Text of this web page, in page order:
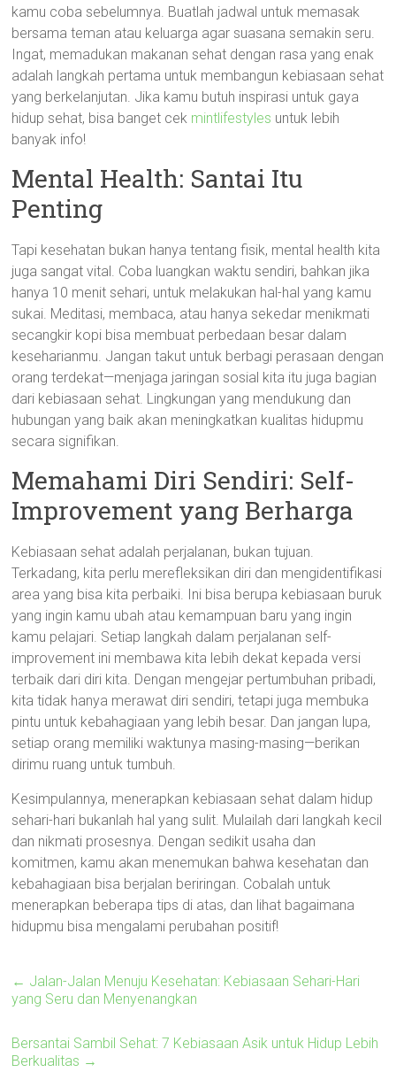
kamu coba sebelumnya. Buatlah jadwal untuk memasak
bersama teman atau keluarga agar suasana semakin seru.
Ingat, memadukan makanan sehat dengan rasa yang enak
adalah langkah pertama untuk membangun kebiasaan sehat
yang berkelanjutan. Jika kamu butuh inspirasi untuk gaya
hidup sehat, bisa banget cek mintlifestyles untuk lebih
banyak info!
Mental Health: Santai Itu
Penting
Tapi kesehatan bukan hanya tentang fisik, mental health kita
juga sangat vital. Coba luangkan waktu sendiri, bahkan jika
hanya 10 menit sehari, untuk melakukan hal-hal yang kamu
sukai. Meditasi, membaca, atau hanya sekedar menikmati
secangkir kopi bisa membuat perbedaan besar dalam
keseharianmu. Jangan takut untuk berbagi perasaan dengan
orang terdekat—menjaga jaringan sosial kita itu juga bagian
dari kebiasaan sehat. Lingkungan yang mendukung dan
hubungan yang baik akan meningkatkan kualitas hidupmu
secara signifikan.
Memahami Diri Sendiri: Self-
Improvement yang Berharga
Kebiasaan sehat adalah perjalanan, bukan tujuan.
Terkadang, kita perlu merefleksikan diri dan mengidentifikasi
area yang bisa kita perbaiki. Ini bisa berupa kebiasaan buruk
yang ingin kamu ubah atau kemampuan baru yang ingin
kamu pelajari. Setiap langkah dalam perjalanan self-
improvement ini membawa kita lebih dekat kepada versi
terbaik dari diri kita. Dengan mengejar pertumbuhan pribadi,
kita tidak hanya merawat diri sendiri, tetapi juga membuka
pintu untuk kebahagiaan yang lebih besar. Dan jangan lupa,
setiap orang memiliki waktunya masing-masing—berikan
dirimu ruang untuk tumbuh.
Kesimpulannya, menerapkan kebiasaan sehat dalam hidup
sehari-hari bukanlah hal yang sulit. Mulailah dari langkah kecil
dan nikmati prosesnya. Dengan sedikit usaha dan
komitmen, kamu akan menemukan bahwa kesehatan dan
kebahagiaan bisa berjalan beriringan. Cobalah untuk
menerapkan beberapa tips di atas, dan lihat bagaimana
hidupmu bisa mengalami perubahan positif!
← Jalan-Jalan Menuju Kesehatan: Kebiasaan Sehari-Hari
yang Seru dan Menyenangkan
Bersantai Sambil Sehat: 7 Kebiasaan Asik untuk Hidup Lebih
Berkualitas →